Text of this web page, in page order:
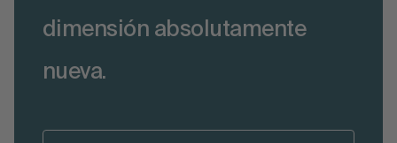
dimensión absolutamente
nueva.